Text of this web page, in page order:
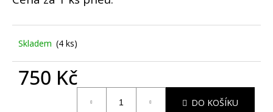
Skladem (4 ks)
750 Kč
DO KOŠÍKU
j